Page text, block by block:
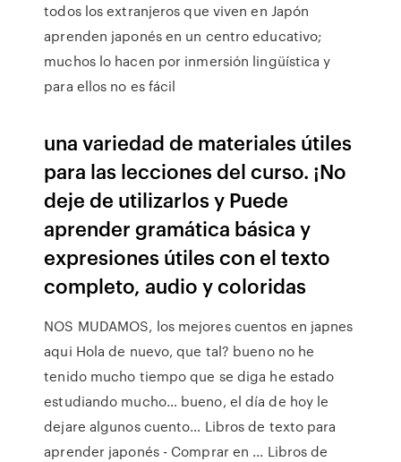
todos los extranjeros que viven en Japón
aprenden japonés en un centro educativo;
muchos lo hacen por inmersión lingüística y
para ellos no es fácil
una variedad de materiales útiles
para las lecciones del curso. ¡No
deje de utilizarlos y Puede
aprender gramática básica y
expresiones útiles con el texto
completo, audio y coloridas
NOS MUDAMOS, los mejores cuentos en japnes
aqui Hola de nuevo, que tal? bueno no he
tenido mucho tiempo que se diga he estado
estudiando mucho… bueno, el día de hoy le
dejare algunos cuento… Libros de texto para
aprender japonés - Comprar en ... Libros de